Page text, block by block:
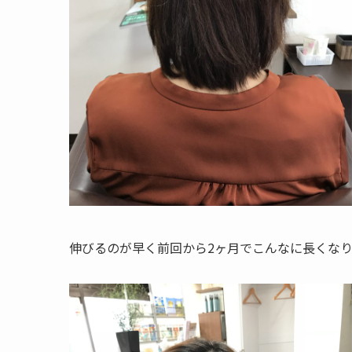
伸びるのが早く前回から2ヶ月でこんなに長くなり